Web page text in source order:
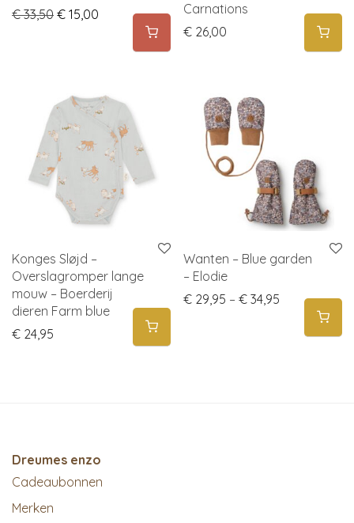
€33,50 Original price was: € 33,50.
€ 15,00 Current price is: € 15,00.
Carnations
€ 26,00
Konges Sløjd –
Overslagromper lange
mouw – Boerderij
dieren Farm blue
€ 24,95
Wanten – Blue garden
– Elodie
€ 29,95 – € 34,95 Price
Dreumes enzo
Cadeaubonnen
Merken